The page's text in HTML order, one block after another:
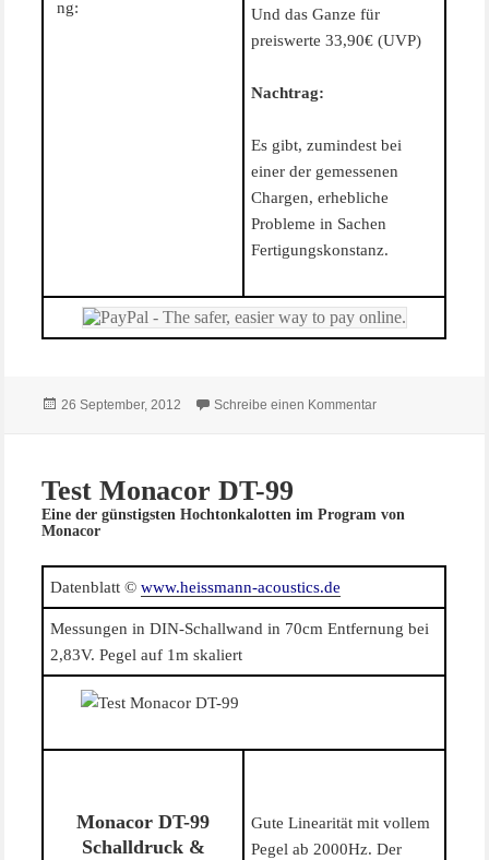
ng:
Und das Ganze für
preiswerte 33,90€ (UVP)
Nachtrag:
Es gibt, zumindest bei
einer der gemessenen
Chargen, erhebliche
Probleme in Sachen
Fertigungskonstanz.
Veröffentlicht
26 September, 2012 Schreibe einen Kommentarzu Test Monacor
Test Monacor DT-99
Eine der günstigsten Hochtonkalotten im Program von
Monacor
Datenblatt ©www.heissmann-acoustics.de
Messungen in DIN-Schallwand in 70cm Entfernung bei
2,83V. Pegel auf 1m skaliert
Monacor DT-99
Schalldruck &
Gute Linearität mit vollem
Pegel ab 2000Hz. Der